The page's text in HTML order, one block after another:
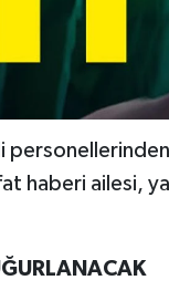
haberi ailesi,